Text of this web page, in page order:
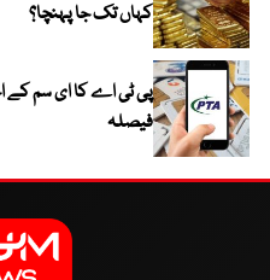
کہاں تک جا پہنچا؟
پی ٹی اے کا ای سم کے
فیصلہ